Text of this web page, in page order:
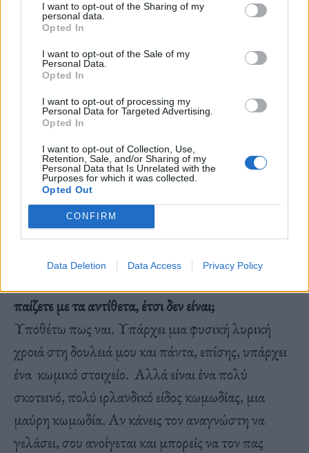
I want to opt-out of the Sharing of my
personal data.
Opted In
I want to opt-out of the Sale of my
Personal Data.
Opted In
I want to opt-out of processing my
Personal Data for Targeted Advertising.
Opted In
I want to opt-out of Collection, Use,
Retention, Sale, and/or Sharing of my
Personal Data that Is Unrelated with the
Purposes for which it was collected.
Opted Out
CONFIRM
Data Deletion Data Access Privacy Policy
Ως έφηβος, τη δεκαετία του 1980, ασχολήθηκα
άρεσε ο αμερικανικός ανεξάρτητος κινηματογράφος
Όλτμαν, ο Μάλικ και ο Σαμ Πέκινπα. Το
γουέστερν είναι ένα πολύ γενναιόδωρο μέσο – δίνει
στον συγγραφέα ή στον σκηνοθέτη τόση ορμή και
φυσικό ρυθμό.
– Το ύφος της γραφής σας συνδυάζει την
ποιητικότητα και τον λυρισμό με την ακραία βία
παίζετε με τα αντίθετα, έτσι δεν είναι;
Υποθέτω πως ναι. Υπάρχει μια φυσική λυρική
χροιά στη δουλειά μου και πάντα, επίσης, υπάρχει
ένα κωμικό στοιχείο. Αλλά είναι ένα πολύ
σκοτεινό, πολύ ιρλανδικό είδος κωμωδίας, μια
μαύρη κωμωδία. Αν κάνεις τον αναγνώστη να
γελάσει, σου ανοίγεται και μπορείς να τον πας